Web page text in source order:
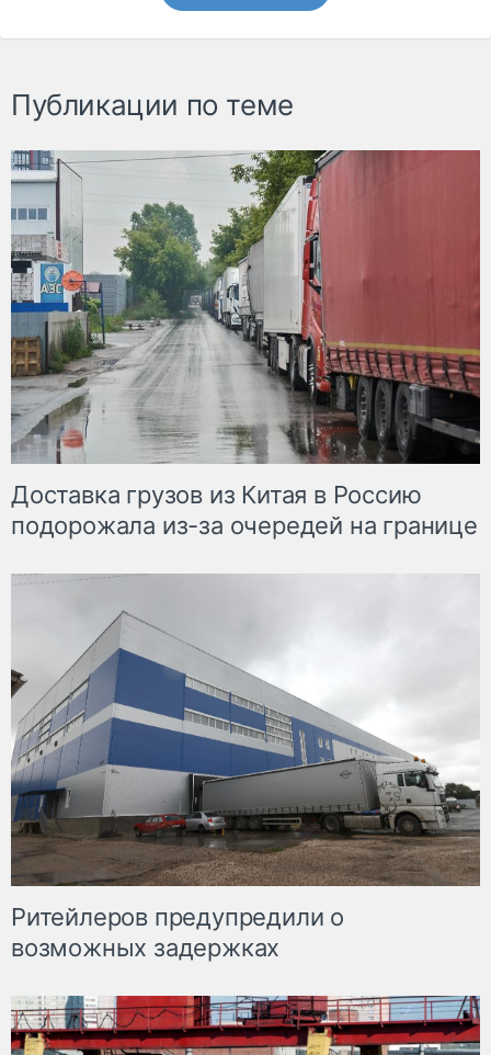
Публикации по теме
Доставка грузов из Китая в Россию
подорожала из-за очередей на границе
Ритейлеров предупредили о
возможных задержках